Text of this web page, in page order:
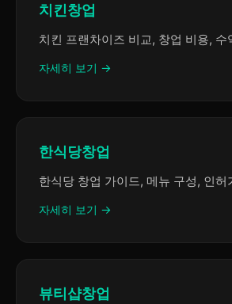
치킨창업
치킨 프랜차이즈 비교, 창업 비용, 수
자세히 보기 →
한식당창업
한식당 창업 가이드, 메뉴 구성, 인허
자세히 보기 →
뷰티샵창업